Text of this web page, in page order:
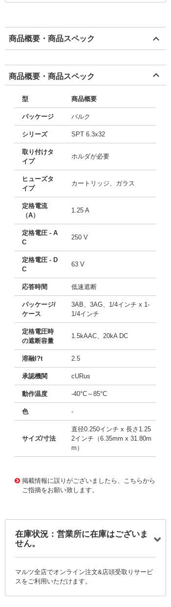
商品概要・商品スペック
商品概要・商品スペック
型 商品概要
パッケージ バルク
シリーズ SPT 6.3x32
取り付けタ
イプ
ホルダが必要
ヒューズタ
イプ
カートリッジ、ガラス
定格電流
（A）
1.25 A
定格電圧 - A
C
250 V
定格電圧 - D
C
63 V
応答時間 低速遮断
パッケージ/
ケース
3AB、3AG、1/4インチ x 1-
1/4インチ
定格電圧時
の遮断容量
1.5kAAC、20kA DC
溶融I?t 2.5
承認機関 cURus
動作温度 -40°C～85°C
色 -
サイズ/寸法
直径0.250インチ x 長さ1.25
2インチ（6.35mm x 31.80m
m）
掲載情報に誤りがございましたら、こちらから
ご指摘をお願い致します。
在庫状況：営業所に在庫はございま
せん。
マルツ全店でオンライン注文&店頭受取りサービ
スをご利用いただけます。